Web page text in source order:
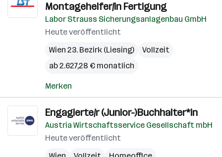
Montagehelfer/in Fertigung
Labor Strauss Sicherungsanlagenbau GmbH
Heute veröffentlicht
Wien 23. Bezirk (Liesing)
Vollzeit
ab 2.627,28 € monatlich
Merken
Engagierte/r (Junior-)Buchhalter*in
Austria Wirtschaftsservice Gesellschaft mbH
Heute veröffentlicht